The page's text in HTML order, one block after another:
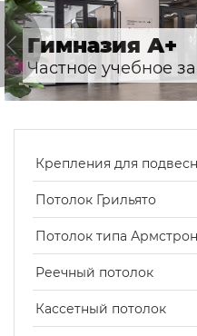
Гимназия А+
Частное учебное
Крепления для
Потолок Грильято
Потолок типа
Реечный потолок
Кассетный потолок